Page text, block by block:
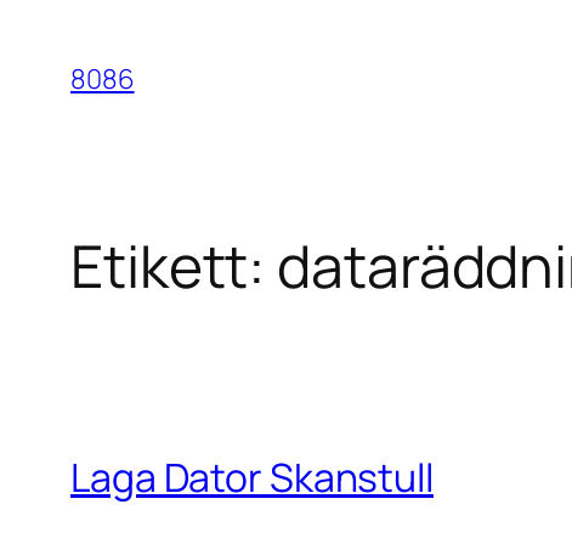
innehåll
8086
Etikett:
Laga Dator Skanstull